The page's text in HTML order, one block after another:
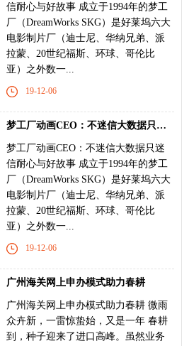
信耐心与好故事 成立于1994年的梦工
厂（DreamWorks SKG）是好莱坞六大
电影制片厂（迪士尼、华纳兄弟、派
拉蒙、20世纪福斯、环球、哥伦比
亚）之外数一...
19-12-06
梦工厂动画CEO：不迷信大数据只迷信耐心与好故
梦工厂动画CEO：不迷信大数据只迷
信耐心与好故事 成立于1994年的梦工
厂（DreamWorks SKG）是好莱坞六大
电影制片厂（迪士尼、华纳兄弟、派
拉蒙、20世纪福斯、环球、哥伦比
亚）之外数一...
19-12-06
广州海关网上申办模式助力春耕
广州海关网上申办模式助力春耕 微雨
众卉新，一雷惊蛰始，又是一年 春耕
到，种子迎来了进口高峰。虽然业务